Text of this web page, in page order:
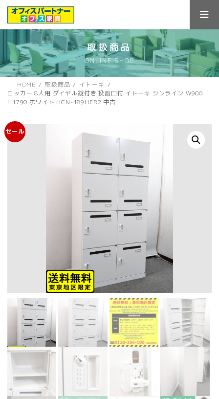
ス
キ
ン
に
取扱商品
ONLINE SHOP
HOME 取扱商品
イトーキ
ロッカー 8人用 ダイヤル錠付き 投函口付 イトーキ シンライン W900
H1790 ホワイト HCN-189HER2 中古
セール